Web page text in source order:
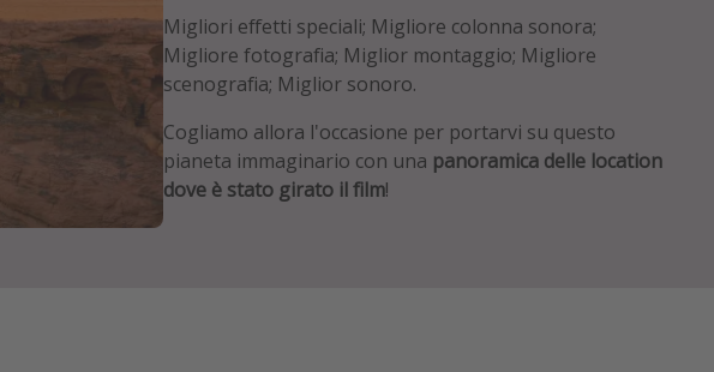
Migliori effetti speciali; Migliore colonna sonora;
Migliore fotografia; Miglior montaggio; Migliore
scenografia; Miglior sonoro.
Cogliamo allora l'occasione per portarvi su questo
pianeta immaginario con una panoramica delle location
dove è stato girato il film!